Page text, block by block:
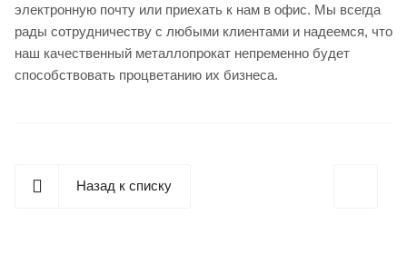
электронную почту или приехать к нам в офис. Мы всегда
рады сотрудничеству с любыми клиентами и надеемся, что
наш качественный металлопрокат непременно будет
способствовать процветанию их бизнеса.
Назад к списку